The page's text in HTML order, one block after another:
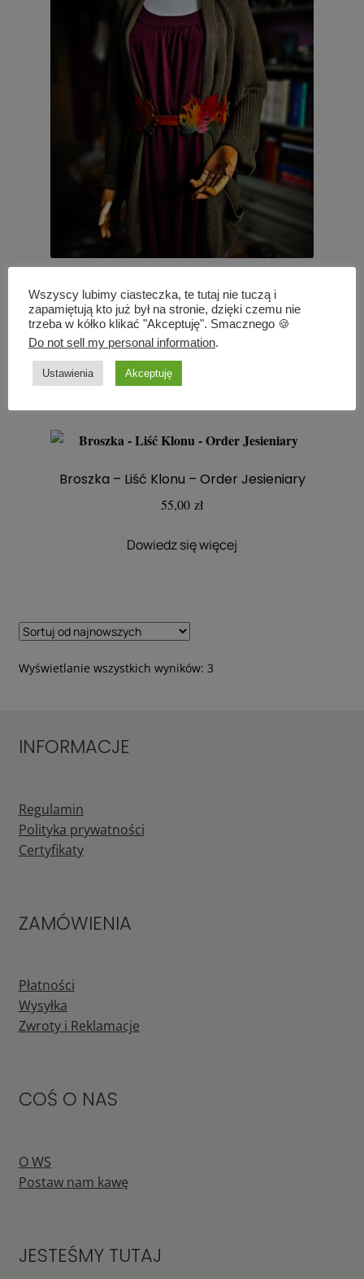
Pasek – liście klonu – akcent z przodu 1.
390,00zł
Dowiedz się więcej
Broszka – Liść Klonu – Order Jesieniary
55,00 zł
Dowiedz się więcej
Wyświetlanie wszystkich wyników: 3Posortowane
INFORMACJE
Regulamin
Polityka prywatności
Certyfikaty
ZAMÓWIENIA
Płatności
Wysyłka
Zwroty i Reklamacje
COŚ O NAS
O WS
Postaw nam kawę
JESTEŚMY TUTAJ
Wszyscy lubimy ciasteczka, te tutaj nie tuczą i
zapamiętują kto już był na stronie, dzięki czemu nie
trzeba w kółko klikać "Akceptuję". Smacznego 🍪
Do not sell my personal information.
Ustawienia Akceptuję